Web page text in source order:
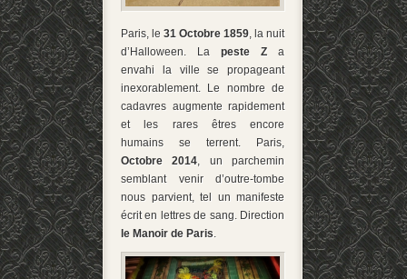
Paris, le 31 Octobre 1859, la nuit
d’Halloween. La peste Z a
envahi la ville se propageant
inexorablement. Le nombre de
cadavres augmente rapidement
et les rares êtres encore
humains se terrent. Paris,
Octobre 2014, un parchemin
semblant venir d’outre-tombe
nous parvient, tel un manifeste
écrit en lettres de sang. Direction
le Manoir de Paris.